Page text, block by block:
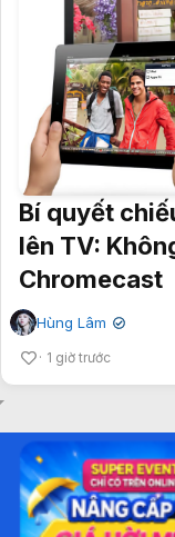
Bí quyết
lên TV:
Chromecast
Hùng Lâm ✔
1 giờ trước